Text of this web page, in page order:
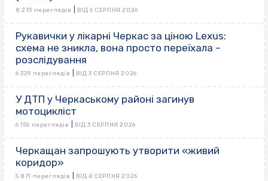
8 273 переглядів ВІД 5 СЕРПНЯ 2026
Рукавички у лікарні Черкас за ціною Lexus:
схема не зникла, вона просто переїхала –
розслідування
6 329 переглядів ВІД 3 СЕРПНЯ 2026
У ДТП у Черкаському районі загинув
мотоцикліст
6 155 переглядів ВІД 3 СЕРПНЯ 2026
Черкащан запрошують утворити «живий
коридор»
5 871 переглядів ВІД 4 СЕРПНЯ 2026